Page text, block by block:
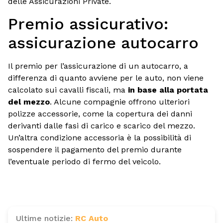
Premio assicurativo:
assicurazione autocarro
Il premio per l’assicurazione di un autocarro, a
differenza di quanto avviene per le auto, non viene
calcolato sui cavalli fiscali, ma in base alla portata
del mezzo. Alcune compagnie offrono ulteriori
polizze accessorie, come la copertura dei danni
derivanti dalle fasi di carico e scarico del mezzo.
Un’altra condizione accessoria è la possibilità di
sospendere il pagamento del premio durante
l’eventuale periodo di fermo del veicolo.
Ultime notizie: RC Auto